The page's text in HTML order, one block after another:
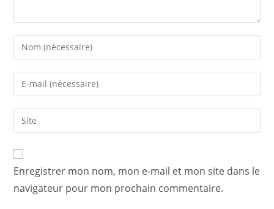
Enter
your
name
comment
Enter
your
email
address
comment
Saisir
l’URL
de
votre
site
(facultatif)
Enregistrer mon nom, mon e-mail et mon site dans le
navigateur pour mon prochain commentaire.